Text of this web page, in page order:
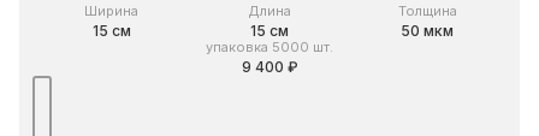
Ширина
15 см
Длина
15 см
Толщина
50 мкм
упаковка 5000 шт.
9 400 ₽